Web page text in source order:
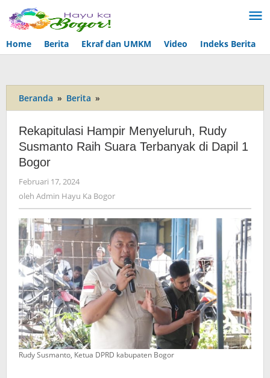
Lewati
ke
konten
Home
Berita Ekraf dan UMKM Video Indeks Berita
Beranda » Berita »
Hampir
Menyeluruh,
Rudy
Susmanto
di
Dapil
1
Bogor
Rekapitulasi Hampir Menyeluruh, Rudy
Susmanto Raih Suara Terbanyak di Dapil 1
Bogor
Februari 17, 2024
Admin
Hayu
Ka
Bogor
oleh Admin Hayu Ka Bogor
Rudy Susmanto, Ketua DPRD kabupaten Bogor